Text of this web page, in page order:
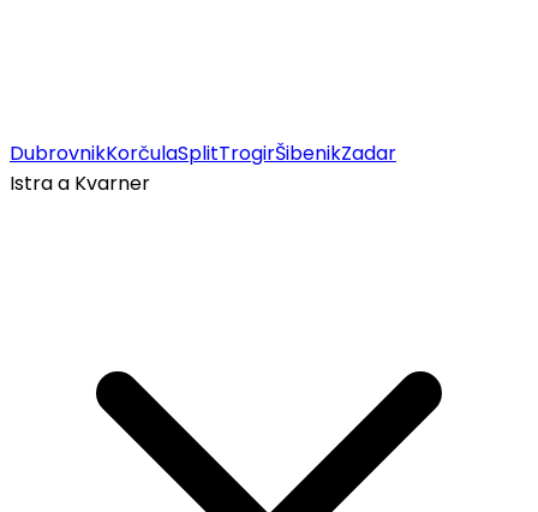
DubrovnikKorčulaSplitTrogirŠibenikZadar
Istra a Kvarner